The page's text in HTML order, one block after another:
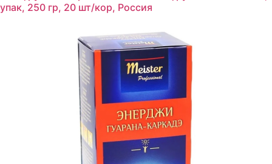
упак, 250 гр, 20 шт/кор, Россия